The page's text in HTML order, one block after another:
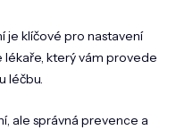
je klíčové pro nastavení
který vám provede
léčbu.
ale správná prevence a